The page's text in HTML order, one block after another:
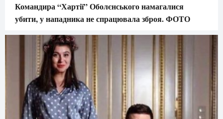
Командира “Хартії” Оболєнського намагалися
убити, у нападника не спрацювала зброя. ФОТО